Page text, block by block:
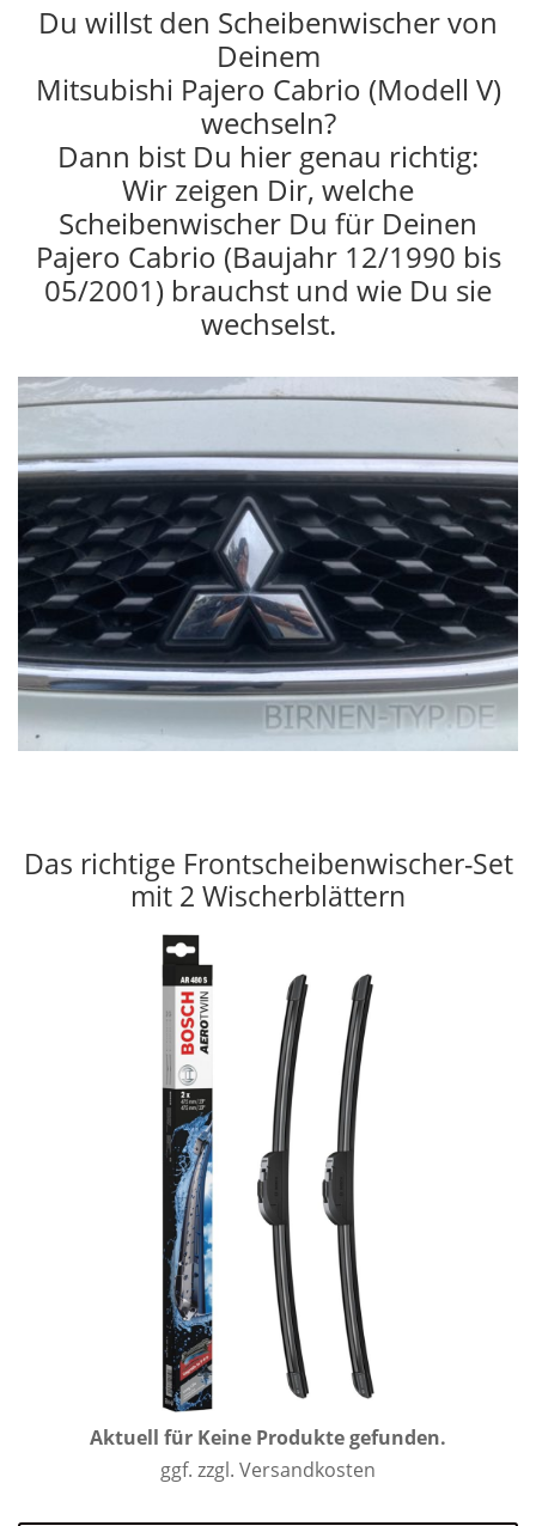
Du willst den Scheibenwischer von
Deinem
Mitsubishi Pajero Cabrio (Modell V)
wechseln?
Dann bist Du hier genau richtig:
Wir zeigen Dir, welche
Scheibenwischer Du für Deinen
Pajero Cabrio (Baujahr 12/1990 bis
05/2001) brauchst und wie Du sie
wechselst.
Das richtige Frontscheibenwischer-Set
mit 2 Wischerblättern
Aktuell für Keine Produkte gefunden.
ggf. zzgl. Versandkosten